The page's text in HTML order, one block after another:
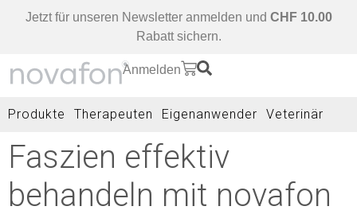
Jetzt für unseren Newsletter anmelden und CHF 10.00
Rabatt sichern.
Anmelden
Produkte Therapeuten Eigenanwender Veterinär
Faszien effektiv
behandeln mit novafon